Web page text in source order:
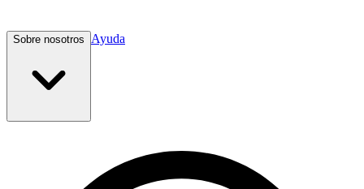
Sobre nosotros Ayuda